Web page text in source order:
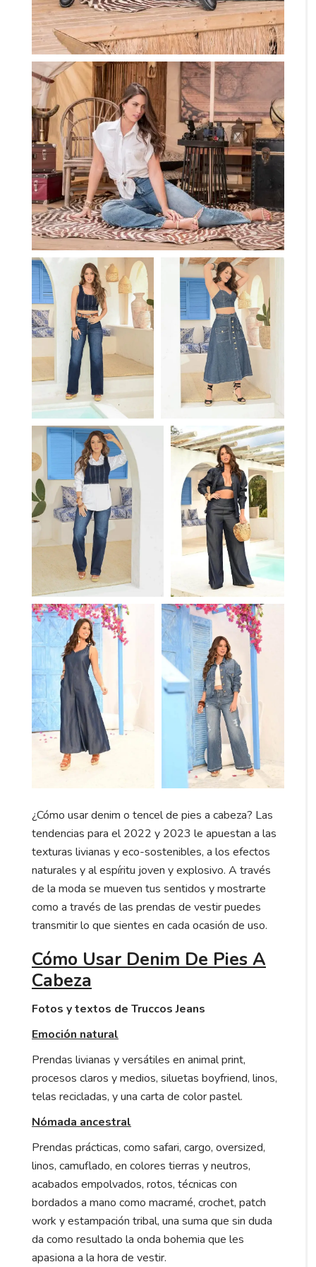
¿Cómo usar denim o tencel de pies a cabeza? Las
tendencias para el 2022 y 2023 le apuestan a las
texturas livianas y eco-sostenibles, a los efectos
naturales y al espíritu joven y explosivo. A través
de la moda se mueven tus sentidos y mostrarte
como a través de las prendas de vestir puedes
transmitir lo que sientes en cada ocasión de uso.
Cómo Usar Denim De Pies A
Cabeza
Fotos y textos de Truccos Jeans
Emoción natural
Prendas livianas y versátiles en animal print,
procesos claros y medios, siluetas boyfriend, linos,
telas recicladas, y una carta de color pastel.
Nómada ancestral
Prendas prácticas, como safari, cargo, oversized,
linos, camuflado, en colores tierras y neutros,
acabados empolvados, rotos, técnicas con
bordados a mano como macramé, crochet, patch
work y estampación tribal, una suma que sin duda
da como resultado la onda bohemia que les
apasiona a la hora de vestir.